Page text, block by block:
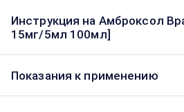
Инструкция на Амброксол
15мг/5мл 100мл]
Показания к применению